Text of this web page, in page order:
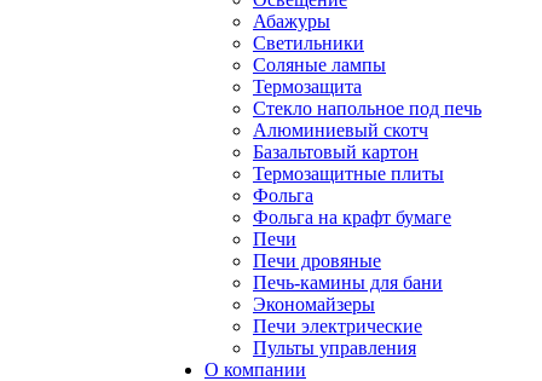
Абажуры
Светильники
Соляные лампы
Термозащита
Стекло напольное под печь
Алюминиевый скотч
Базальтовый картон
Термозащитные плиты
Фольга
Фольга на крафт бумаге
Печи
Печи дровяные
Печь-камины для бани
Экономайзеры
Печи электрические
Пульты управления
О компании